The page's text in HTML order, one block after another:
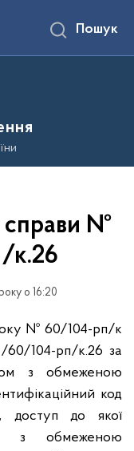
Пошук
справи №
к.26
о 16:20
№ 60/104-рп/к
60/104-рп/к.26 за
з обмеженою
код
доступ до якої
з обмеженою